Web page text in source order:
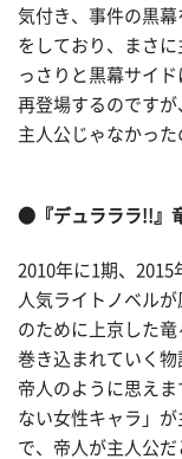
気付き、事件の黒
をしており、まさ
っさりと黒幕サイ
再登場するのです
主人公じゃなかった
●『デュラララ!!』
2010年に1期、2015
人気ライトノベル
のために上京した
巻き込まれていく
帝人のように思え
ない女性キャラ」
で、帝人が主人公